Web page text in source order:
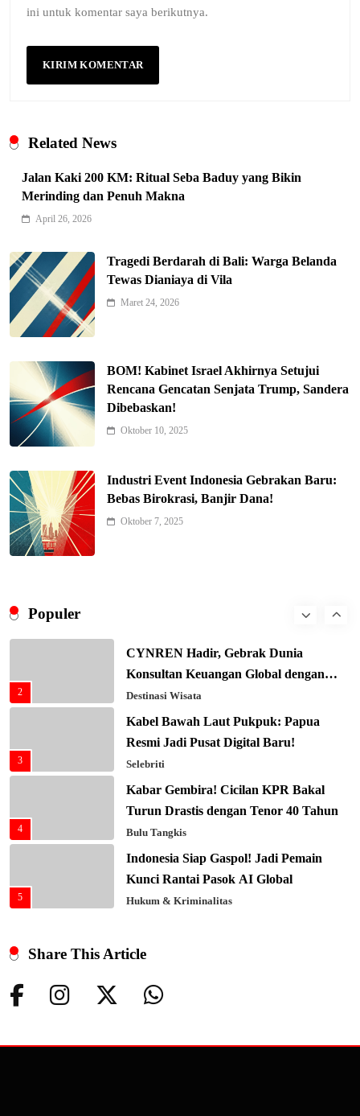
Populer
Indonesia Siap Gaspol! Jadi Pemain
6
Ekonomi Indonesia Meroket! Kalahkan
Negara G20 di Awal 2026
7
8
Xenco Medical Raih Penghargaan
2
CYNREN Hadir, Gebrak Dunia
Konsultan Keuangan Global dengan
Sentuhan AI
Destinasi Wisata
3
Kabel Bawah Laut Pukpuk: Papua
Resmi Jadi Pusat Digital Baru!
Selebriti
4
Kabar Gembira! Cicilan KPR Bakal
Turun Drastis dengan Tenor 40 Tahun
Bulu Tangkis
5
Indonesia Siap Gaspol! Jadi Pemain
Kunci Rantai Pasok AI Global
Hukum & Kriminalitas
Negara G20 di Awal 2026
Keren! Baznas Bangun Sekolah Tenda
ini untuk komentar saya berikutnya.
Related News
Jalan Kaki 200 KM: Ritual Seba Baduy yang Bikin
Merinding dan Penuh Makna
April 26, 2026
Tragedi Berdarah di Bali: Warga Belanda
Tewas Dianiaya di Vila
Maret 24, 2026
BOM! Kabinet Israel Akhirnya Setujui
Rencana Gencatan Senjata Trump, Sandera
Dibebaskan!
Oktober 10, 2025
Industri Event Indonesia Gebrakan Baru:
Bebas Birokrasi, Banjir Dana!
Oktober 7, 2025
Share This Article